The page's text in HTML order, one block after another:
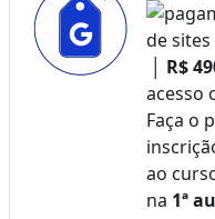
R$
acesso
Faça o
ao
na 1ª